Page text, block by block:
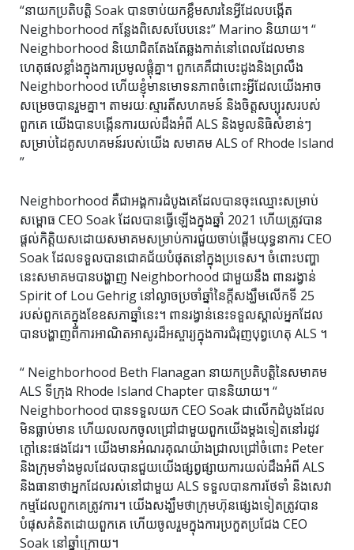
“នាយកប្រតិបត្តិ Soak បានចាប់យកខ្លឹមសារនៃអ្វីដែលបង្កើត
Neighborhood កន្លែងពិសេសបែបនេះ” Marino និយាយ។ “
Neighborhood និយោជិតតែងតែឆ្លងកាត់នៅពេលដែលមាន
ហេតុផលខ្លាំងក្នុងការប្រមូលផ្តុំគ្នា។ ពួកគេគឺជាបេះដូងនិងព្រលឹង
Neighborhood ហើយខ្ញុំមានមោទនភាពចំពោះអ្វីដែលយើងអាច
សម្រេចបានរួមគ្នា។ តាមរយៈស្មារតីសហគមន៍ និងចិត្តសប្បុរសរបស់
ពួកគេ យើងបានបង្កើនការយល់ដឹងអំពី ALS និងមូលនិធិសំខាន់ៗ
សម្រាប់ដៃគូសហគមន៍របស់យើង សមាគម ALS of Rhode Island
”
Neighborhood គឺជាអង្គការដំបូងគេដែលបានចុះឈ្មោះសម្រាប់
សម្ពោធ CEO Soak ដែលបានធ្វើឡើងក្នុងឆ្នាំ 2021 ហើយត្រូវបាន
ផ្តល់កិត្តិយសដោយសមាគមសម្រាប់ការជួយចាប់ផ្តើមយុទ្ធនាការ CEO
Soak ដែលទទួលបានជោគជ័យបំផុតនៅក្នុងប្រទេស។ ចំពោះបញ្ហា
នេះសមាគមបានបង្ហាញ Neighborhood ជាមួយនឹង ពានរង្វាន់
Spirit of Lou Gehrigនៅល្ងាចប្រចាំឆ្នាំនៃក្តីសង្ឃឹមលើកទី 25
របស់ពួកគេក្នុងខែឧសភាឆ្នាំនេះ។ ពានរង្វាន់នេះទទួលស្គាល់អ្នកដែល
បានបង្ហាញពីការអាណិតអាសូរដ៏អស្ចារ្យក្នុងការជំរុញបុព្វហេតុ ALS ។
“ Neighborhood Beth Flanagan នាយកប្រតិបត្តិនៃសមាគម
ALS ទីក្រុង Rhode Island Chapter បាននិយាយ។ “
Neighborhood បានទទួលយក CEO Soak ជាលើកដំបូងដែល
មិនធ្លាប់មាន ហើយលលកចូលជ្រៅជាមួយពួកយើងម្តងទៀតនៅរដូវ
ក្តៅនេះផងដែរ។ យើងមានអំណរគុណយ៉ាងជ្រាលជ្រៅចំពោះ Peter
និងក្រុមទាំងមូលដែលបានជួយយើងផ្សព្វផ្សាយការយល់ដឹងអំពី ALS
និងធានាថាអ្នកដែលរស់នៅជាមួយ ALS ទទួលបានការថែទាំ និងសេវា
កម្មដែលពួកគេត្រូវការ។ យើងសង្ឃឹមថាក្រុមហ៊ុនផ្សេងទៀតត្រូវបាន
បំផុសគំនិតដោយពួកគេ ហើយចូលរួមក្នុងការប្រកួតប្រជែង CEO
Soak នៅឆ្នាំក្រោយ។